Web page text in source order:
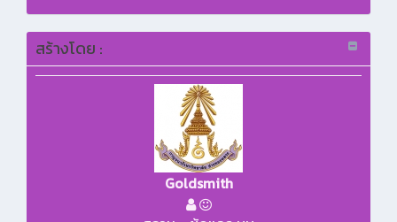
สร้างโดย :
Goldsmith